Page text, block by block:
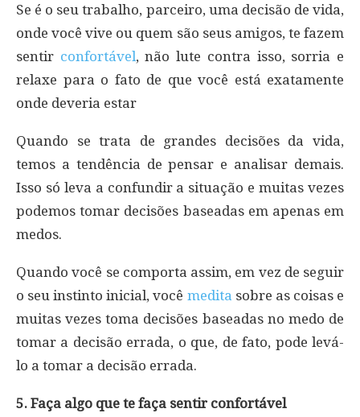
Se é o seu trabalho, parceiro, uma decisão de vida,
onde você vive ou quem são seus amigos, te fazem
sentir confortável, não lute contra isso, sorria e
relaxe para o fato de que você está exatamente
onde deveria estar
Quando se trata de grandes decisões da vida,
temos a tendência de pensar e analisar demais.
Isso só leva a confundir a situação e muitas vezes
podemos tomar decisões baseadas em apenas em
medos.
Quando você se comporta assim, em vez de seguir
o seu instinto inicial, você medita sobre as coisas e
muitas vezes toma decisões baseadas no medo de
tomar a decisão errada, o que, de fato, pode levá-
lo a tomar a decisão errada.
5. Faça algo que te faça sentir confortável